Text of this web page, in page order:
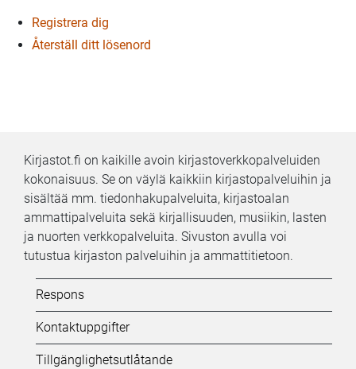
Registrera dig
Återställ ditt lösenord
Kirjastot.fi on kaikille avoin kirjastoverkkopalveluiden
kokonaisuus. Se on väylä kaikkiin kirjastopalveluihin ja
sisältää mm. tiedonhakupalveluita, kirjastoalan
ammattipalveluita sekä kirjallisuuden, musiikin, lasten
ja nuorten verkkopalveluita. Sivuston avulla voi
tutustua kirjaston palveluihin ja ammattitietoon.
Kifi:
Biblioteken.fi-
alatunniste
Respons
Kontaktuppgifter
Tillgänglighetsutlåtande